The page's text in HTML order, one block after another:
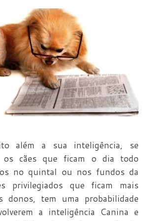
além a sua inteligência, se
os cães que ficam o dia todo
no quintal ou nos fundos da
privilegiados que ficam mais
donos, tem uma probabilidade
a inteligência Canina e